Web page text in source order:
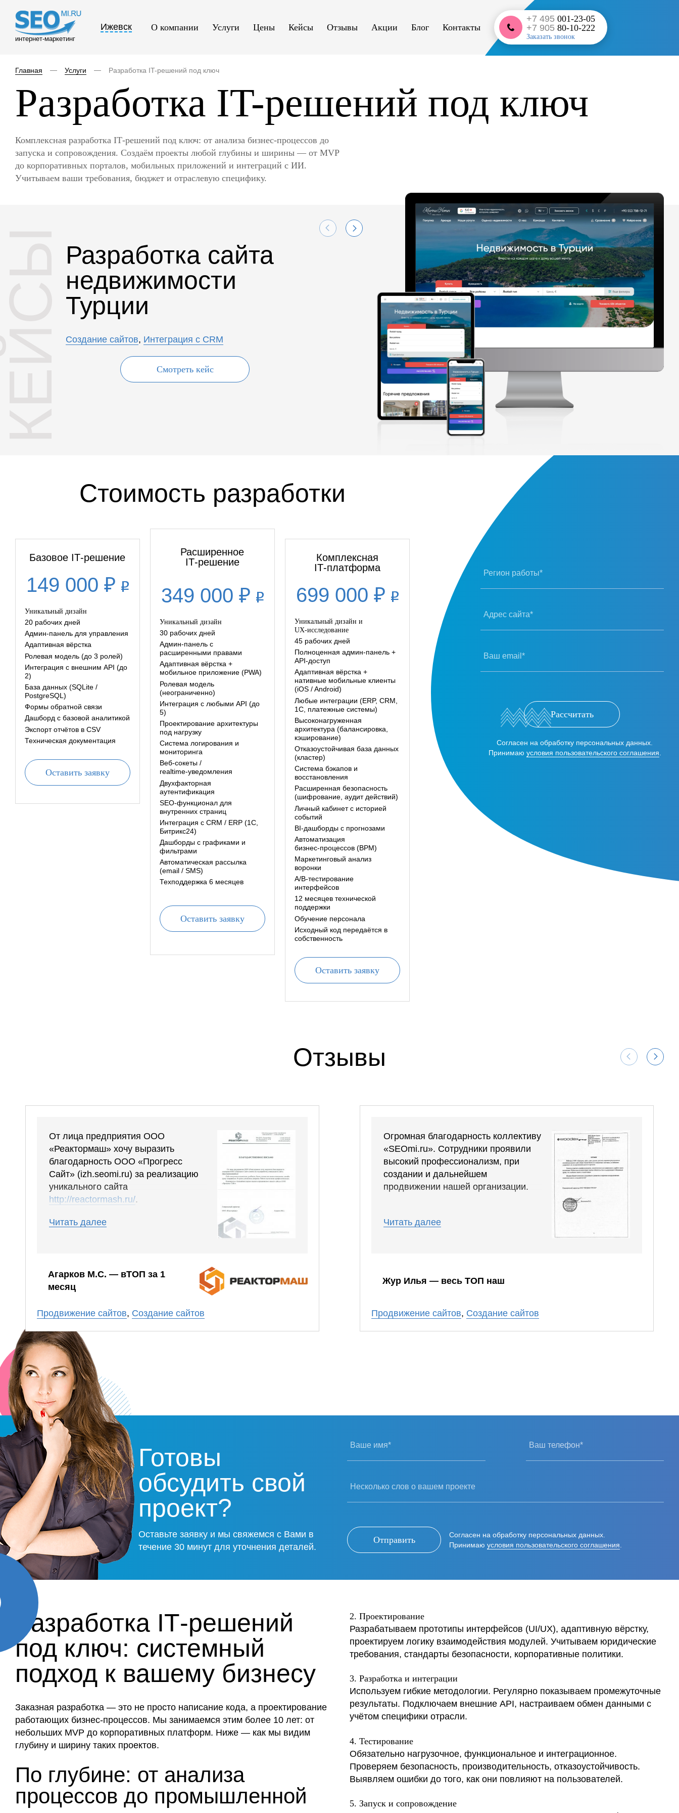
интернет-маркетинг
Ижевск О компании Услуги Цены Кейсы Отзывы Акции Блог Контакты
+7 495 001-23-05
+7 905 80-10-222
Заказать звонок
Главная Услуги Разработка IT-решений под ключ
Разработка IT-решений под ключ
Комплексная разработка IT‑решений под ключ: от анализа бизнес‑процессов до
запуска и сопровождения. Создаём проекты любой глубины и ширины — от MVP
до корпоративных порталов, мобильных приложений и интеграций с ИИ.
Учитываем ваши требования, бюджет и отраслевую специфику.
Разработка сайта
недвижимости
Турции
Создание сайтов, Интеграция с CRM
Смотреть кейс
Стоимость разработки
Базовое IT‑решение
149 000 ₽
Уникальный дизайн
20 рабочих дней
Админ‑панель для управления
Адаптивная вёрстка
Ролевая модель (до 3 ролей)
Интеграция с внешним API (до
2)
База данных (SQLite /
PostgreSQL)
Формы обратной связи
Дашборд с базовой аналитикой
Экспорт отчётов в CSV
Техническая документация
Оставить заявку
Расширенное
IT‑решение
349 000 ₽
Уникальный дизайн
30 рабочих дней
Админ‑панель с
расширенными правами
Адаптивная вёрстка +
мобильное приложение (PWA)
Ролевая модель
(неограниченно)
Интеграция с любыми API (до
5)
Проектирование архитектуры
под нагрузку
Система логирования и
мониторинга
Веб‑сокеты /
realtime‑уведомления
Двухфакторная
аутентификация
SEO‑функционал для
внутренних страниц
Интеграция с CRM / ERP (1С,
Битрикс24)
Дашборды с графиками и
фильтрами
Автоматическая рассылка
(email / SMS)
Техподдержка 6 месяцев
Оставить заявку
Комплексная
IT‑платформа
699 000 ₽
Уникальный дизайн и
UX‑исследование
45 рабочих дней
Полноценная админ‑панель +
API‑доступ
Адаптивная вёрстка +
нативные мобильные клиенты
(iOS / Android)
Любые интеграции (ERP, CRM,
1С, платежные системы)
Высоконагруженная
архитектура (балансировка,
кэширование)
Отказоустойчивая база данных
(кластер)
Система бэкапов и
восстановления
Расширенная безопасность
(шифрование, аудит действий)
Личный кабинет с историей
событий
BI‑дашборды с прогнозами
Автоматизация
бизнес‑процессов (BPM)
Маркетинговый анализ
воронки
A/B‑тестирование
интерфейсов
12 месяцев технической
поддержки
Обучение персонала
Исходный код передаётся в
собственность
Оставить заявку
Регион работы*
Адрес сайта*
Ваш email*
Рассчитать
Согласен на обработку персональных данных.
Принимаю условия пользовательского соглашения
Отзывы
От лица предприятия ООО
«Реактормаш» хочу выразить
благодарность ООО «Прогресс
Сайт» (izh.seomi.ru) за реализацию
уникального сайта
http://reactormash.ru/.
Сайт получился понятным, удобным,
выполнена профессионально.
заказать продвижение в ООО
«Прогресс Сайт».
Читать далее
Агарков М.С. — вТОП за 1
месяц
Продвижение сайтов, Создание сайтов
Огромная благодарность коллективу
«SEOmi.ru». Сотрудники проявили
высокий профессионализм, при
создании и дальнейшем
продвижении нашей организации.
слова уже были в ТОП 10 Яндекса.
реагировала на все пожелания и
задержек по срокам, за что
отдельное спасибо.
сотрудничество и желаем Вам
Читать далее
Жур Илья — весь ТОП наш
Продвижение сайтов, Создание сайтов
Готовы
обсудить свой
проект?
Оставьте заявку и мы свяжемся с Вами в
течение 30 минут для уточнения деталей.
Ваше имя* Ваш телефон*
Несколько слов о вашем проекте
Отправить
Согласен на обработку персональных данных.
Принимаю условия пользовательского соглашения
Разработка IT‑решений
под ключ: системный
подход к вашему бизнесу
Заказная разработка — это не просто написание кода, а проектирование
работающих бизнес‑процессов. Мы занимаемся этим более 10 лет: от
небольших MVP до корпоративных платформ. Ниже — как мы видим
глубину и ширину таких проектов.
По глубине: от анализа
процессов до промышленной
2. Проектирование
Разрабатываем прототипы интерфейсов (UI/UX), адаптивную вёрстку,
проектируем логику взаимодействия модулей. Учитываем юридические
требования, стандарты безопасности, корпоративные политики.
3. Разработка и интеграции
Используем гибкие методологии. Регулярно показываем промежуточные
результаты. Подключаем внешние API, настраиваем обмен данными с
учётом специфики отрасли.
4. Тестирование
Обязательно нагрузочное, функциональное и интеграционное.
Проверяем безопасность, производительность, отказоустойчивость.
Выявляем ошибки до того, как они повлияют на пользователей.
5. Запуск и сопровождение